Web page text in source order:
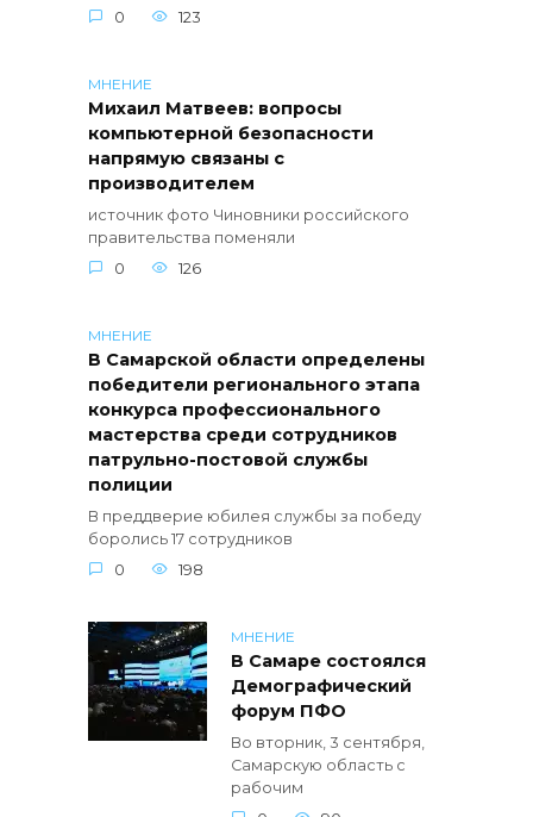
0
123
МНЕНИЕ
Михаил Матвеев: вопросы
компьютерной безопасности
напрямую связаны с
производителем
источник фото Чиновники российского
правительства поменяли
0
126
МНЕНИЕ
В Самарской области определены
победители регионального этапа
конкурса профессионального
мастерства среди сотрудников
патрульно-постовой службы
полиции
В преддверие юбилея службы за победу
боролись 17 сотрудников
0
198
МНЕНИЕ
В Самаре состоялся
Демографический
форум ПФО
Во вторник, 3 сентября,
Самарскую область с
рабочим